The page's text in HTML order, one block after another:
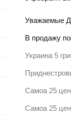
Уважаемые
В продажу
Украина 5
Самоа 25
Самоа 25